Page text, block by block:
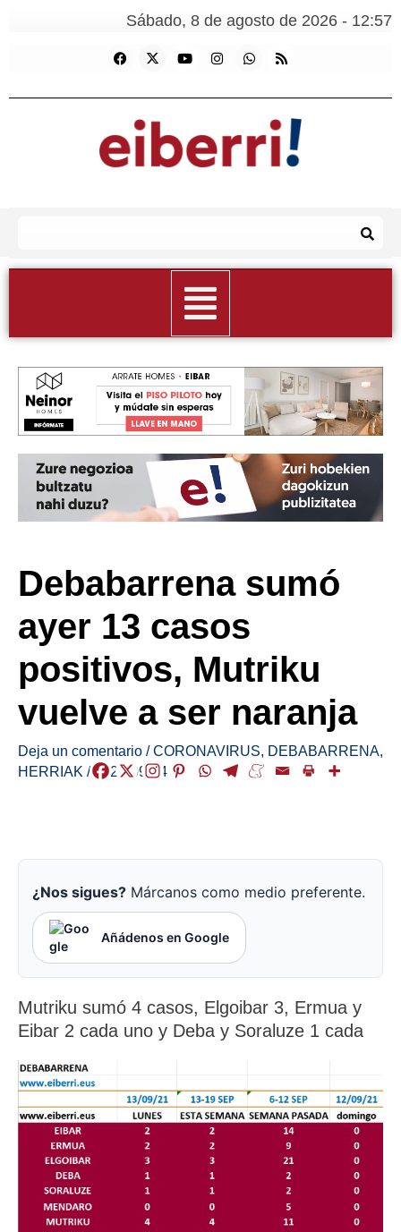
Sábado, 8 de agosto de 2026 - 12:57
Debabarrena sumó
ayer 13 casos
positivos, Mutriku
vuelve a ser naranja
Deja un comentario /CORONAVIRUS, DEBABARRENA,
HERRIAK /2021-09-14
¿Nos sigues? Márcanos como medio preferente.
Añádenos en Google
Mutriku sumó 4 casos, Elgoibar 3, Ermua y
Eibar 2 cada uno y Deba y Soraluze 1 cada